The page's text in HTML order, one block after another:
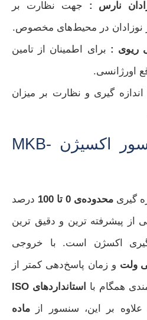
نارس : جهت نظارت بر
نوزادان در محیط‌های مخصوص.
ریوی : برای اطمینان از تامین
اورژانسی.
گیری و نظارت بر میزان
ویژگی های سنسور اکسیژن MKB-
گیری محدوده‌ی 0 تا 100
درصد
از پیشرفته‌ ترین و دقیق‌ ترین
اکسژن است. با خروجی
و زمان پاسخ‌دهی کمتر از
استانداردهای ISO
علاوه بر این، سنسور از ماده‌